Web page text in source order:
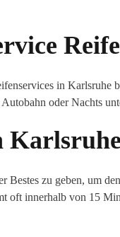
in Karlsruhe
oder Nachts
Karlsruhe
Bestes zu geben, um
oft innerhalb von 15